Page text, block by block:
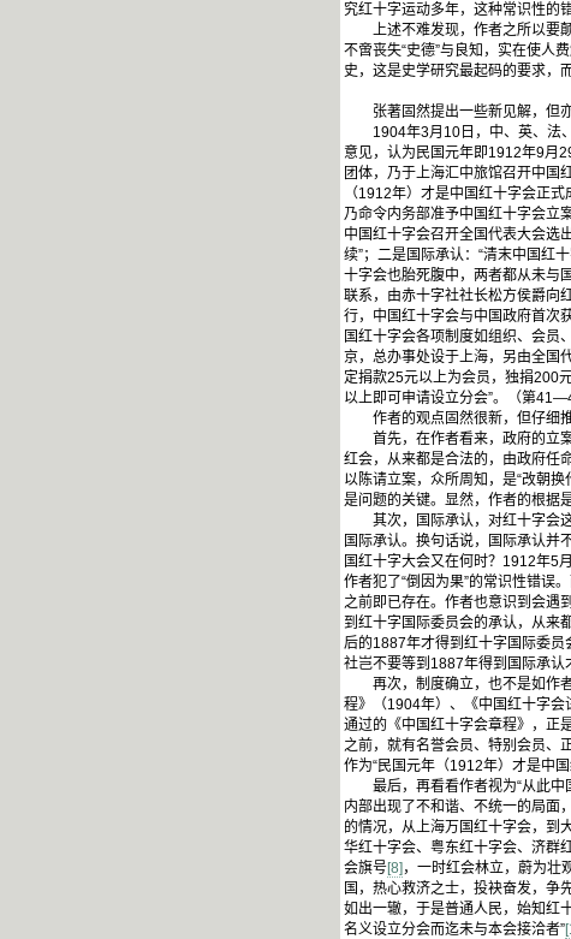
究红十字运动多年，这种常识性的
上述不难发现，作者之所以要颠
不啻丧失“史德”与良知，实在使人
史，这是史学研究最起码的要求，
张著固然提出一些新见解，但亦
1904年3月10日，中、英、法、
意见，认为民国元年即1912年9月
团体，乃于上海汇中旅馆召开中国
（1912年）才是中国红十字会正
乃命令内务部准予中国红十字会立
中国红十字会召开全国代表大会选
续”；二是国际承认：“清末中国红
十字会也胎死腹中，两者都从未与
联系，由赤十字社社长松方侯爵向
行，中国红十字会与中国政府首次
国红十字会各项制度如组织、会员
京，总办事处设于上海，另由全国
定捐款25元以上为会员，独捐200
以上即可申请设立分会”。（第
作者的观点固然很新，但仔细推
首先，在作者看来，政府的立案
红会，从来都是合法的，由政府任
以陈请立案，众所周知，是“改朝
是问题的关键。显然，作者的根据
其次，国际承认，对红十字会这
国际承认。换句话说，国际承认并
国红十字大会又在何时？1912年5
作者犯了“倒因为果”的常识性错误
之前即已存在。作者也意识到会遇
到红十字国际委员会的承认，从来
后的1887年才得到红十字国际委员
社岂不要等到1887年得到国际承认
再次，制度确立，也不是如作者
程》（1904年）、《中国红十字会
通过的《中国红十字会章程》，正
之前，就有名誉会员、特别会员、
作为“民国元年（1912年）才是中
最后，再看看作者视为“从此中
内部出现了不和谐、不统一的局面
的情况，从上海万国红十字会，到
华红十字会、粤东红十字会、济群
会旗号[8] ，一时红会林立，蔚为壮
国，热心救济之士，投袂奋发，争
如出一辙，于是普通人民，始知红
名义设立分会而迄未与本会接洽者”